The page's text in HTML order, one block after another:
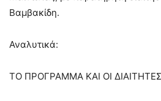
Βαμβακίδη.
Αναλυτικά:
ΤΟ ΠΡΟΓΡΑΜΜΑ ΚΑΙ ΟΙ